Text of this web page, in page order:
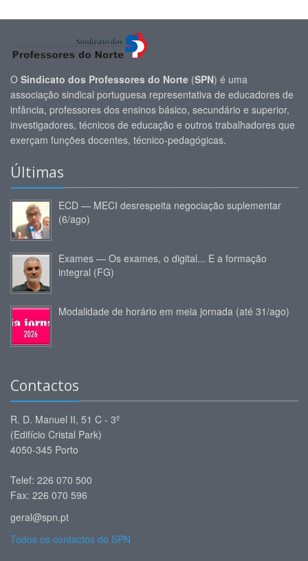
O Sindicato dos Professores do Norte (SPN) é uma
associação sindical portuguesa representativa de educadores de
infância, professores dos ensinos básico, secundário e superior,
investigadores, técnicos de educação e outros trabalhadores que
exerçam funções docentes, técnico-pedagógicas.
Últimas
ECD — MECI desrespeita negociação suplementar
(6/ago)
Exames — Os exames, o digital... E a formação
integral (FG)
Modalidade de horário em meia jornada (até 31/ago)
Contactos
R. D. Manuel II, 51 C - 3º
(Edifício Cristal Park)
4050-345 Porto
Telef: 226 070 500
Fax: 226 070 596
geral@spn.pt
Todos os contactos do SPN